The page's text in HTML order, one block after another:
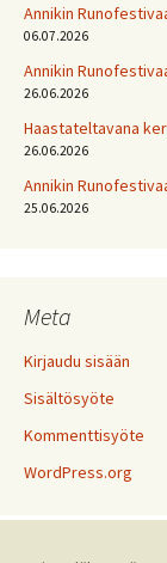
Annikin
06.07.2026
Annikin
26.06.2026
Haastateltavana
26.06.2026
Annikin
25.06.2026
Meta
Kirjaudu sisään
Sisältösyöte
Kommenttisyöte
WordPress.org